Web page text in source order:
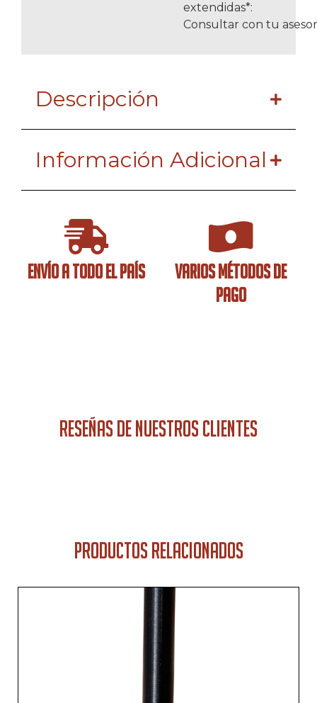
ENVÍO A TODO EL PAÍS
VARIOS MÉTODOS DE
PAGO
extendidas*:
Consultar con tu
Descripción
Información Adicional
RESEÑAS DE NUESTROS CLIENTES
PRODUCTOS RELACIONADOS